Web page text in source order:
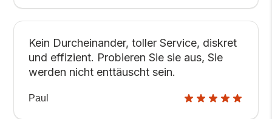
Kein Durcheinander, toller Service, diskret
und effizient. Probieren Sie sie aus, Sie
werden nicht enttäuscht sein.
Paul